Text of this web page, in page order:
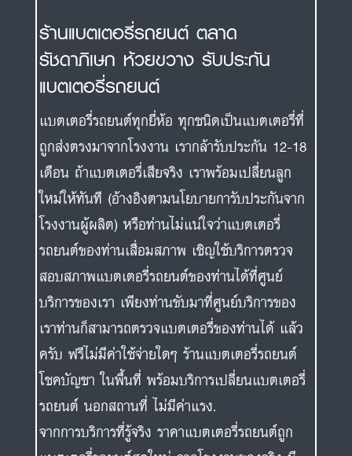
ร้านแบตเตอรี่รถยนต์ ตลาด
รัชดาภิเษก ห้วยขวาง รับประกัน
แบตเตอรี่รถยนต์
แบตเตอรี่รถยนต์ทุกยี่ห้อ ทุกชนิดเป็นแบตเตอรี่ที่
ถูกส่งตรงมาจากโรงงาน เรากล้ารับประกัน 12-18
เดือน ถ้าแบตเตอรี่เสียจริง เราพร้อมเปลี่ยนลูก
ใหม่ให้ทันที (อ้างอิงตามนโยบายการับประกันจาก
โรงงานผู้ผลิต) หรือท่านไม่แน่ใจว่าแบตเตอรี่
รถยนต์ของท่านเสื่อมสภาพ เชิญใช้บริการตรวจ
สอบสภาพแบตเตอรี่รถยนต์ของท่านได้ที่ศูนย์
บริการของเรา เพียงท่านขับมาที่ศูนย์บริการของ
เราท่านก็สามารถตรวจแบตเตอรี่ของท่านได้ แล้ว
ครับ ฟรีไม่มีค่าใช้จ่ายใดๆ ร้านแบตเตอรี่รถยนต์
โชคบัญชา ในพื้นที่ พร้อมบริการเปลี่ยนแบตเตอรี่
รถยนต์ นอกสถานที่ ไม่มีค่าแรง.
จากการบริการที่รู้จริง ราคาแบตเตอรี่รถยนต์ถูก